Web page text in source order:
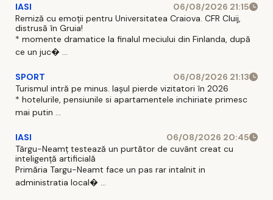
IASI
06/08/2026 21:15
Remiză cu emoții pentru Universitatea Craiova. CFR Cluij,
distrusă în Gruia!
* momente dramatice la finalul meciului din Finlanda, după
ce un juc� ...
SPORT
06/08/2026 21:13
Turismul intră pe minus. Iașul pierde vizitatori în 2026
* hotelurile, pensiunile si apartamentele inchiriate primesc
mai putin ...
IASI
06/08/2026 20:45
Târgu-Neamț testează un purtător de cuvânt creat cu
inteligență artificială
Primăria Targu-Neamt face un pas rar intalnit in
administratia local� ...